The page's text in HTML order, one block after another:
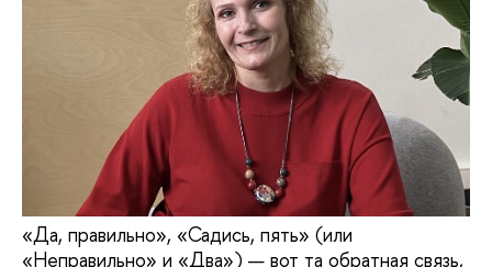
«Да, правильно», «Садись, пять» (или
«Неправильно» и «Два») — вот та обратная связь,